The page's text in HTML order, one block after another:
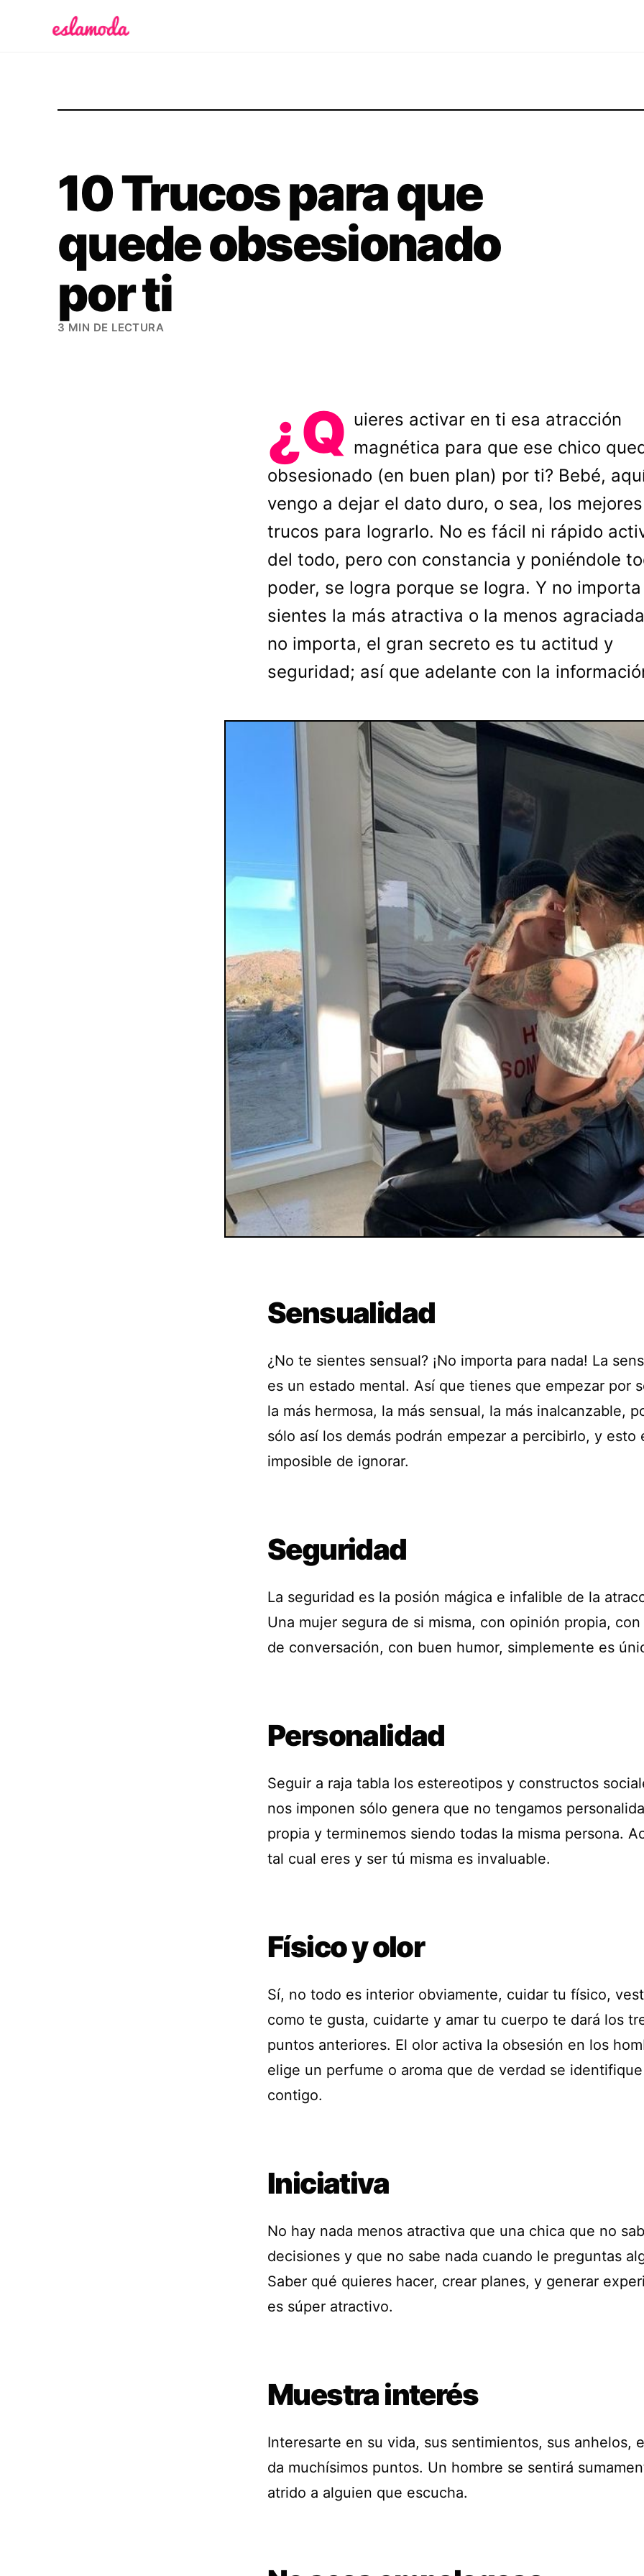
10 Trucos para que
quede obsesionado
por ti
3 MIN DE LECTURA
¿Q uieres activar en ti esa atracción
magnética para que ese chico
obsesionado (en buen plan) por ti? Bebé,
vengo a dejar el dato duro, o sea, los mejores
trucos para lograrlo. No es fácil ni rápido
del todo, pero con constancia y poniéndole
poder, se logra porque se logra. Y no
sientes la más atractiva o la menos
no importa, el gran secreto es tu actitud y
seguridad; así que adelante con la
Sensualidad
¿No te sientes sensual? ¡No importa para nada! La
es un estado mental. Así que tienes que empezar por
la más hermosa, la más sensual, la más inalcanzable,
sólo así los demás podrán empezar a percibirlo, y esto
imposible de ignorar.
Seguridad
La seguridad es la posión mágica e infalible de la
Una mujer segura de si misma, con opinión propia,
de conversación, con buen humor, simplemente es
Personalidad
Seguir a raja tabla los estereotipos y constructos
nos imponen sólo genera que no tengamos
propia y terminemos siendo todas la misma persona.
tal cual eres y ser tú misma es invaluable.
Físico y olor
Sí, no todo es interior obviamente, cuidar tu físico,
como te gusta, cuidarte y amar tu cuerpo te dará los
puntos anteriores. El olor activa la obsesión en los
elige un perfume o aroma que de verdad se identifique
contigo.
Iniciativa
No hay nada menos atractiva que una chica que no
decisiones y que no sabe nada cuando le preguntas
Saber qué quieres hacer, crear planes, y generar
es súper atractivo.
Muestra interés
Interesarte en su vida, sus sentimientos, sus anhelos,
da muchísimos puntos. Un hombre se sentirá
atrido a alguien que escucha.